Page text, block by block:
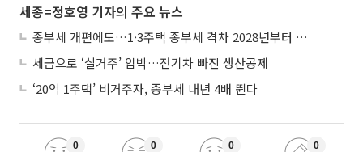
세종=정호영 기자의 주요 뉴스
종부세 개편에도…1·3주택 종부세 격차 2028년부터 확대
세금으로 ‘실거주’ 압박…전기차 빠진 생산공제
‘20억 1주택’ 비거주자, 종부세 내년 4배 뛴다
0 0 0 0